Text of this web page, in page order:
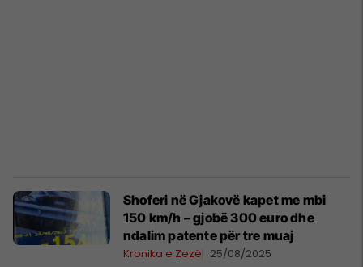
Shoferi në Gjakovë kapet me mbi
150 km/h – gjobë 300 euro dhe
ndalim patente për tre muaj
Kronika e Zezë 25/08/2025